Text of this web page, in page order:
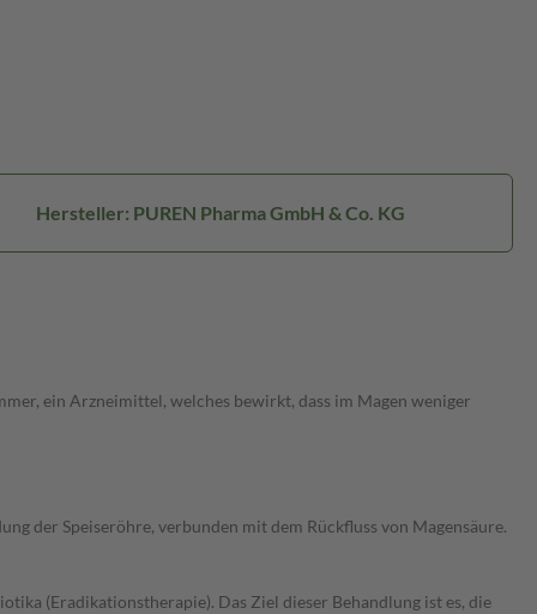
Hersteller: PUREN Pharma GmbH & Co. KG
ein Arzneimittel, welches bewirkt, dass im Magen weniger
der Speiseröhre, verbunden mit dem Rückfluss von Magensäure.
(Eradikationstherapie). Das Ziel dieser Behandlung ist es, die